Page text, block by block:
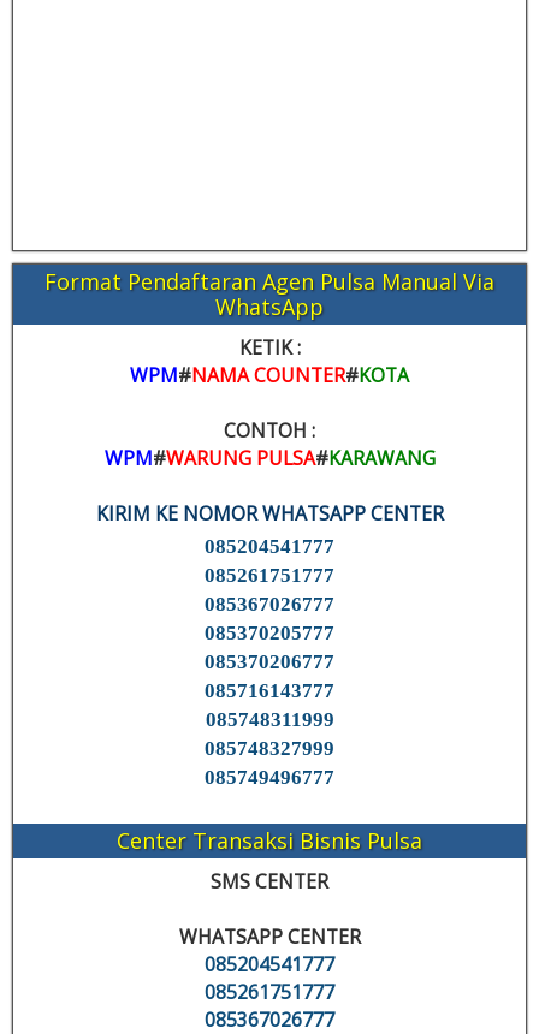
Format Pendaftaran Agen Pulsa Manual Via
WhatsApp
KETIK :
WPM#NAMA COUNTER#KOTA
CONTOH :
WPM#WARUNG PULSA#KARAWANG
KIRIM KE NOMOR WHATSAPP CENTER
085204541777
085261751777
085367026777
085370205777
085370206777
085716143777
085748311999
085748327999
085749496777
Center Transaksi Bisnis Pulsa
SMS CENTER
WHATSAPP CENTER
085204541777
085261751777
085367026777